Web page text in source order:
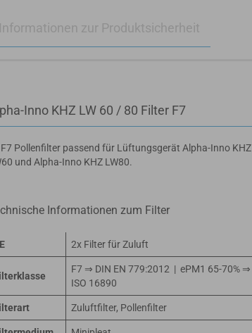
Informationen zur Produktsicherheit
Inno KHZ LW 60 / 80 Filter F7
Pollenfilter passend für Lüftungsgerät Alpha-Inno KHZ
und Alpha-Inno KHZ LW80.
Informationen zum Filter
2x Filter für Zuluft
F7 ⇒ DIN EN 779:2012 | ePM1 65-70% ⇒
ISO 16890
Zuluftfilter, Pollenfilter